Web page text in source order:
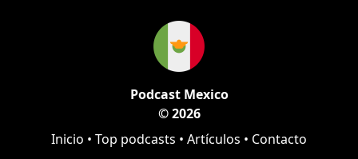
Podcast Mexico
© 2026
Inicio • Top podcasts • Artículos • Contacto